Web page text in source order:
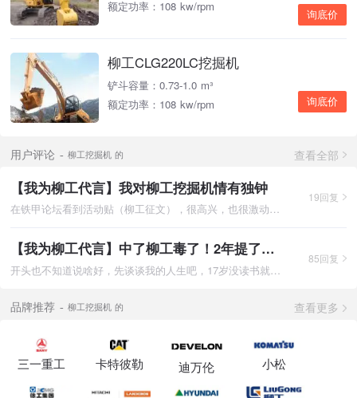
额定功率：108 kw/rpm
询底价
柳工CLG220LC挖掘机
铲斗容量：0.73-1.0 m³
额定功率：108 kw/rpm
询底价
用户评论 柳工挖掘机 的 查看全部
【我为柳工代言】我对柳工挖掘机情有独钟
在铁甲论坛看到活动贴（柳工征文），很高兴，也很激动，终于把对
19回复
【我为柳工代言】中了柳工毒了！2年提了3台柳工挖掘机！
开头也不知道说啥好，先谈谈我的人生吧，17岁没读书就跟老爸上隧
85回复
品牌推荐 柳工挖掘机 的 查看更多
三一重工 卡特彼勒 迪万伦 小松